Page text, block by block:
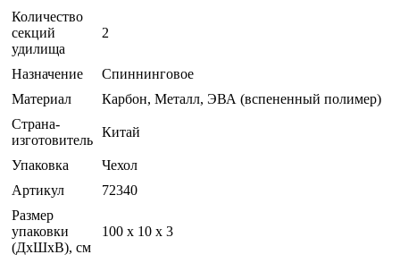
Количество
секций
удилища
2
Назначение
Спиннинговое
Материал
Карбон, Металл, ЭВА (вспененный полимер)
Страна-
изготовитель
Китай
Упаковка
Чехол
Артикул
72340
Размер
упаковки
(ДхШхВ), см
100 х 10 х 3